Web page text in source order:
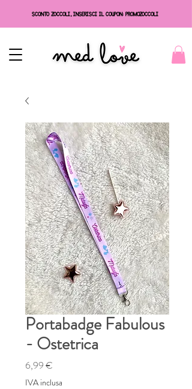
SCONTO ZOCCOLI, INSERISCI IL COUPON: PROMOZOCCOLI
Portabadge Fabulous
- Ostetrica
6,99 €
IVA inclusa